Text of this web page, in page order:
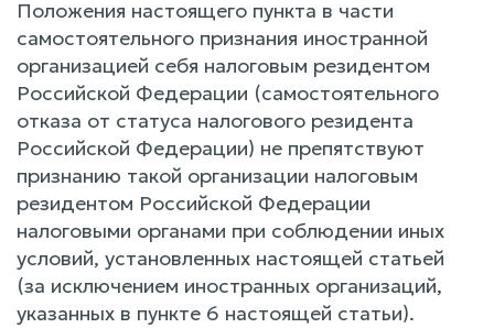
Положения настоящего пункта в части
самостоятельного признания иностранной
организацией себя налоговым резидентом
Российской Федерации (самостоятельного
отказа от статуса налогового резидента
Российской Федерации) не препятствуют
признанию такой организации налоговым
резидентом Российской Федерации
налоговыми органами при соблюдении иных
условий, установленных настоящей статьей
(за исключением иностранных организаций,
указанных в пункте 6 настоящей статьи).